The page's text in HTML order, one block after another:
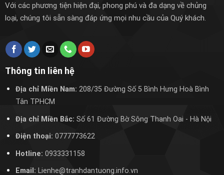
Với các phương tiện hiện đại, phong phú và đa dạng về chủng
loại, chúng tôi sẵn sàng đáp ứng mọi nhu cầu của Quý khách.
Thông tin liên hệ
Địa chỉ Miền Nam: 208/35 Đường Số 5 Bình Hưng Hoà Bình
Tân TPHCM
Địa chỉ Miền Bắc: Số 61 Đường Bờ Sông Thanh Oai - Hà Nội
Điện thoại: 0777773622
Hotline: 0933331158
Email: Lienhe@tranhdantuong.info.vn